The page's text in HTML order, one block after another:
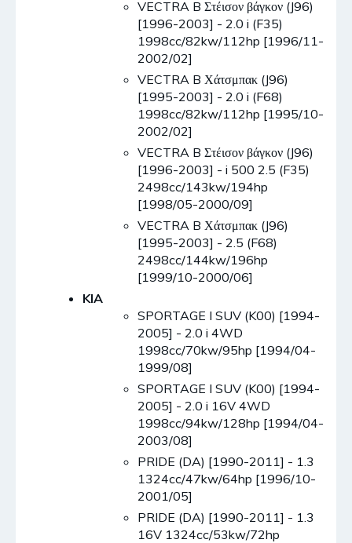
VECTRA B Στέισον βάγκον (J96)
[1996-2003] - 2.0 i (F35)
1998cc/82kw/112hp [1996/11-
2002/02]
VECTRA B Χάτσμπακ (J96)
[1995-2003] - 2.0 i (F68)
1998cc/82kw/112hp [1995/10-
2002/02]
VECTRA B Στέισον βάγκον (J96)
[1996-2003] - i 500 2.5 (F35)
2498cc/143kw/194hp
[1998/05-2000/09]
VECTRA B Χάτσμπακ (J96)
[1995-2003] - 2.5 (F68)
2498cc/144kw/196hp
[1999/10-2000/06]
KIA
SPORTAGE I SUV (K00) [1994-
2005] - 2.0 i 4WD
1998cc/70kw/95hp [1994/04-
1999/08]
SPORTAGE I SUV (K00) [1994-
2005] - 2.0 i 16V 4WD
1998cc/94kw/128hp [1994/04-
2003/08]
PRIDE (DA) [1990-2011] - 1.3
1324cc/47kw/64hp [1996/10-
2001/05]
PRIDE (DA) [1990-2011] - 1.3
16V 1324cc/53kw/72hp